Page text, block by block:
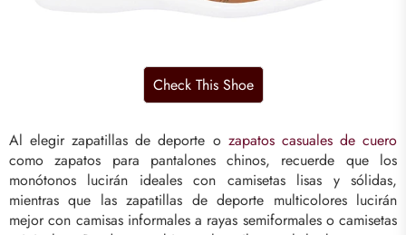
Al elegir zapatillas de deporte o zapatos casuales de cuero
como zapatos para pantalones chinos, recuerde que los
monótonos lucirán ideales con camisetas lisas y sólidas,
mientras que las zapatillas de deporte multicolores lucirán
mejor con camisas informales a rayas semiformales o camisetas